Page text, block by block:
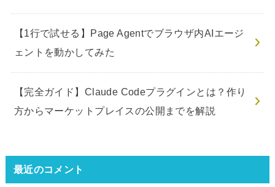
【1行で試せる】Page Agentでブラウザ内AIエージ
ェントを動かしてみた
【完全ガイド】Claude Codeプラグインとは？作り
方からマーケットプレイスの公開までを解説
最近のコメント